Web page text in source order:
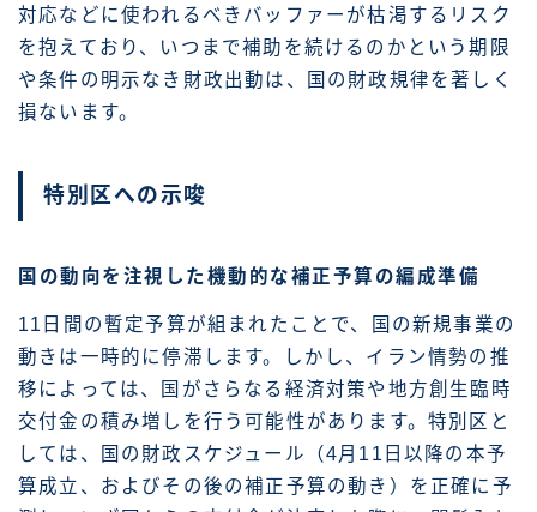
対応などに使われるべきバッファーが枯渇するリスク
を抱えており、いつまで補助を続けるのかという期限
や条件の明示なき財政出動は、国の財政規律を著しく
損ないます。
特別区への示唆
国の動向を注視した機動的な補正予算の編成準備
11日間の暫定予算が組まれたことで、国の新規事業の
動きは一時的に停滞します。しかし、イラン情勢の推
移によっては、国がさらなる経済対策や地方創生臨時
交付金の積み増しを行う可能性があります。特別区と
しては、国の財政スケジュール（4月11日以降の本予
算成立、およびその後の補正予算の動き）を正確に予